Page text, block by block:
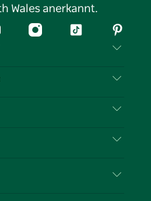
Wales anerkannt.
InstagramTikTok